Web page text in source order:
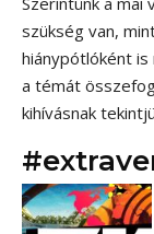
szükség van,
hiánypótlóként is
a témát
kihívásnak